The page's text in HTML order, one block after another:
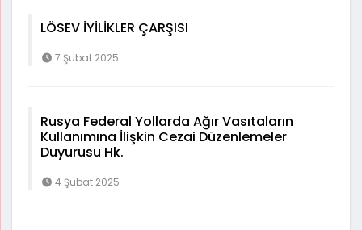
LÖSEV İYİLİKLER ÇARŞISI
7 Şubat 2025
Rusya Federal Yollarda Ağır Vasıtaların
Kullanımına İlişkin Cezai Düzenlemeler
Duyurusu Hk.
4 Şubat 2025